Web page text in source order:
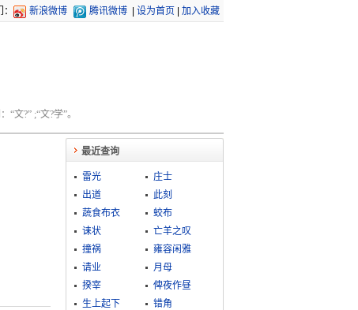
新浪微博 腾讯微博 设为首页 加入收藏
文?” ;“文?学”。
最近查询
雷光
庄士
出道
此刻
蔬食布衣
蛟布
诔状
亡羊之叹
撞祸
雍容闲雅
请业
月母
揆宰
俾夜作昼
生上起下
错角